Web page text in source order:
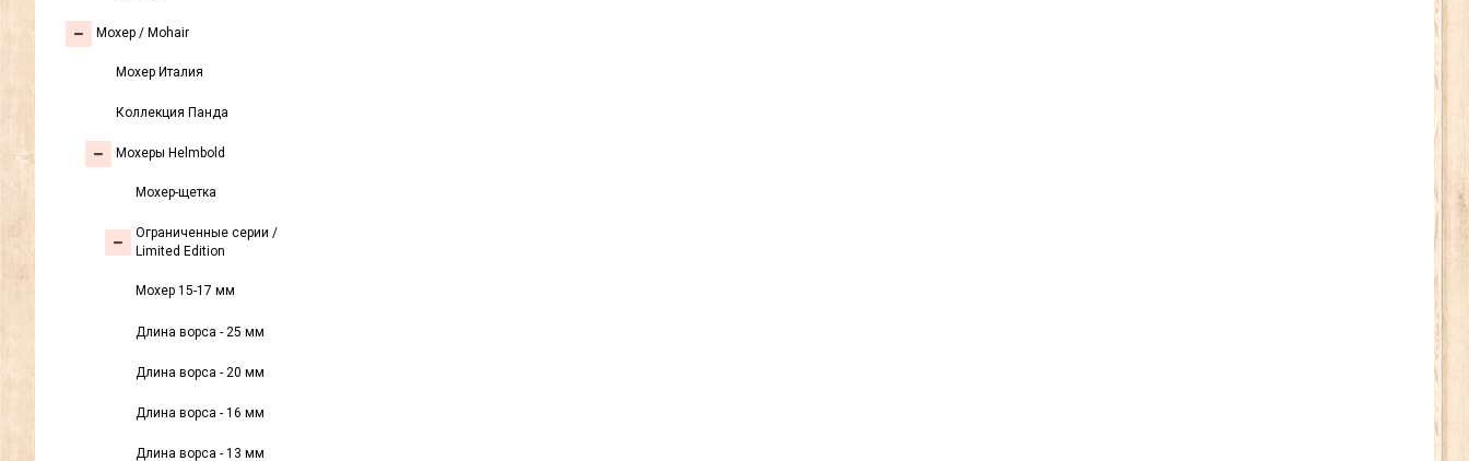
Моxер / Mohair
Мохер Италия
Коллекция Панда
Мохеры Helmbold
Мохер-щетка
Ограниченные серии /
Limited Edition
Мохер 15-17 мм
Длина ворса - 25 мм
Длина ворса - 20 мм
Длина ворса - 16 мм
Длина ворса - 13 мм